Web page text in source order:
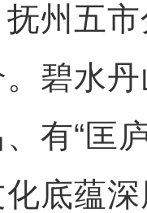
州五
碧水
有“匡
底蕴